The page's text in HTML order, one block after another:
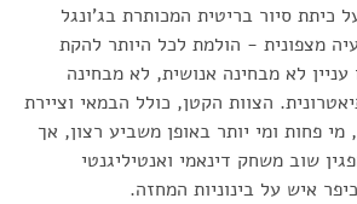
כיתת סיור בריטית המכותרת בג'ונגל
מצפונית - הולמת לכל היותר להקת
לא מבחינה אנושית, לא מבחינה
הצוות הקטן, כולל הבמאי וציירת
פחות ומי יותר באופן משביע רצון, אך
שוב משחק דינאמי ואנטיליגנטי
איש על בינוניות המחזה.